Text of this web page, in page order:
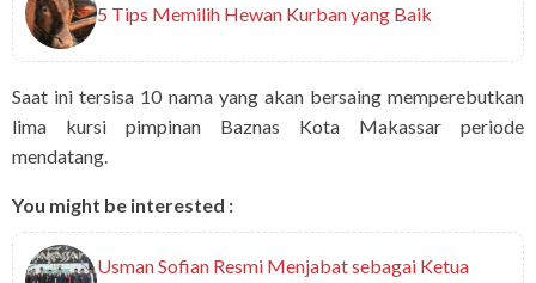
5 Tips Memilih Hewan Kurban yang Baik
Saat ini tersisa 10 nama yang akan bersaing memperebutkan
lima kursi pimpinan Baznas Kota Makassar periode
mendatang.
You might be interested :
Usman Sofian Resmi Menjabat sebagai Ketua